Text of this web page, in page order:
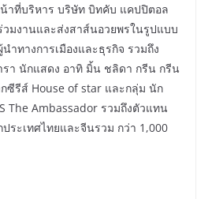
าที่บริหาร บริษัท บิทคับ แคปปิตอล
วมงานและส่งสาส์นอวยพรในรูปแบบ
ำทางการเมืองและธุรกิจ รวมถึง
รา นักแสดง อาทิ มิ้น ชลิดา กรีน กรีน
ซีรีส์ House of star และกลุ่ม นัก
The Ambassador รวมถึงตัวแทน
ระเทศไทยและจีนรวม กว่า 1,000